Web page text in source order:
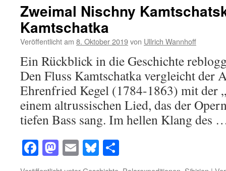
Zweimal Nischny
Kamtschatka
Veröffentlicht am 8. Oktober 2019von Ullrich Wannhoff
Ein Rückblick in die Geschichte
Den Fluss Kamtschatka vergleicht der
Ehrenfried Kegel (1784-1863) mit der
einem altrussischen Lied, das der
tiefen Bass sang. Im hellen Klang des
Facebook
Mastodon
EmailBluesky